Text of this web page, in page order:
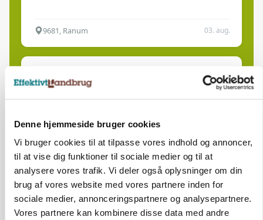
Denne hjemmeside bruger cookies
Vi bruger cookies til at tilpasse vores indhold og annoncer,
til at vise dig funktioner til sociale medier og til at
analysere vores trafik. Vi deler også oplysninger om din
brug af vores website med vores partnere inden for
sociale medier, annonceringspartnere og analysepartnere.
Vores partnere kan kombinere disse data med andre
9681, Ranum 03. aug.
Kalvepasser til ejendom i udvikling søges
Leder til klimastald
Klimastald